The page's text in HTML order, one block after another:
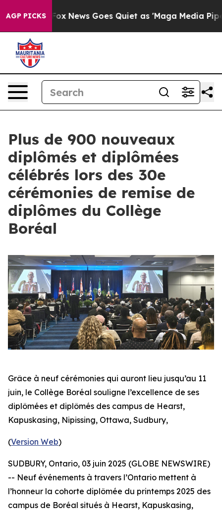
AGP PICKS
Fox News Goes Quiet as 'Maga Media Pipeline'
Plus de 900 nouveaux
diplômés et diplômées
célébrés lors des 30e
cérémonies de remise de
diplômes du Collège
Boréal
Grâce à neuf cérémonies qui auront lieu jusqu’au 11
juin, le Collège Boréal souligne l’excellence de ses
diplômées et diplômés des campus de Hearst,
Kapuskasing, Nipissing, Ottawa, Sudbury,
(Version Web)
SUDBURY, Ontario, 03 juin 2025 (GLOBE NEWSWIRE)
-- Neuf événements à travers l’Ontario mettent à
l’honneur la cohorte diplômée du printemps 2025 des
campus de Boréal situés à Hearst, Kapuskasing,